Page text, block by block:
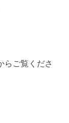
らご覧くださ